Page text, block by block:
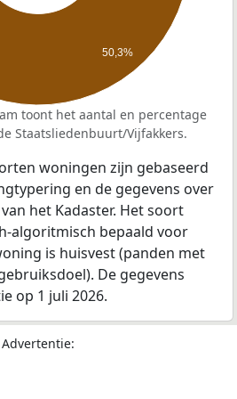
50,3%
toont het aantal en percentage
Staatsliedenbuurt/Vijfakkers.
woningen zijn gebaseerd
en de gegevens over
het Kadaster. Het soort
algoritmisch bepaald voor
is huisvest (panden met
De gegevens
op 1 juli 2026.
Advertentie: